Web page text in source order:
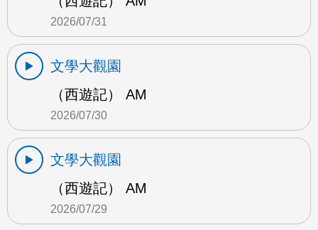
2026/07/31
文學大觀園
（西遊記） AM
2026/07/30
文學大觀園
（西遊記） AM
2026/07/29